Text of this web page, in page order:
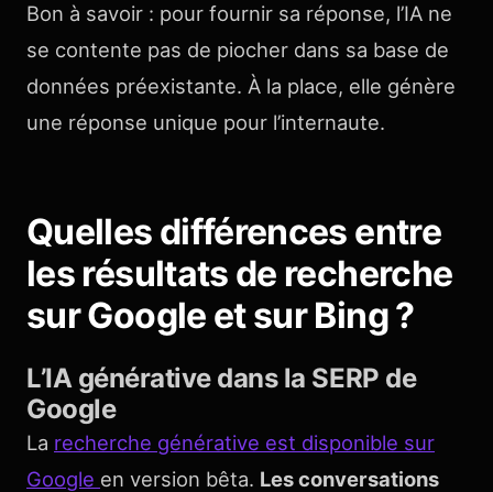
Bon à savoir : pour fournir sa réponse, l’IA ne
se contente pas de piocher dans sa base de
données préexistante. À la place, elle génère
une réponse unique pour l’internaute.
Quelles différences entre
les résultats de recherche
sur Google et sur Bing ?
L’IA générative dans la SERP de
Google
La recherche générative est disponible sur
Google en version bêta. Les conversations